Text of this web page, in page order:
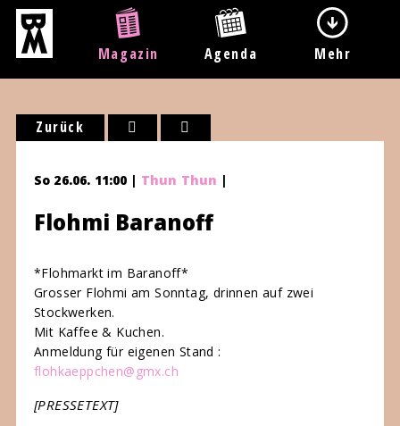
Magazin Agenda Mehr
Zurück
So 26.06. 11:00 | Thun Thun |
Flohmi Baranoff
*Flohmarkt im Baranoff*
Grosser Flohmi am Sonntag, drinnen auf zwei
Stockwerken.
Mit Kaffee & Kuchen.
Anmeldung für eigenen Stand :
flohkaeppchen@gmx.ch
[PRESSETEXT]